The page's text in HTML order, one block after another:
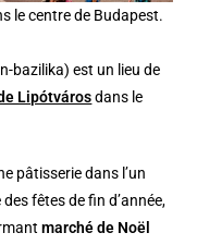
le centre de Budapest.
bazilika) est un lieu de
Lipótvárosdans le
pâtisserie dans l’un
fêtes de fin d’année,
marché de Noël